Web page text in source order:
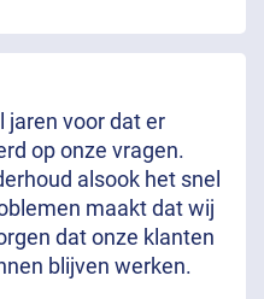
jaren voor dat er
op onze vragen.
alsook het snel
maakt dat wij
dat onze klanten
blijven werken.